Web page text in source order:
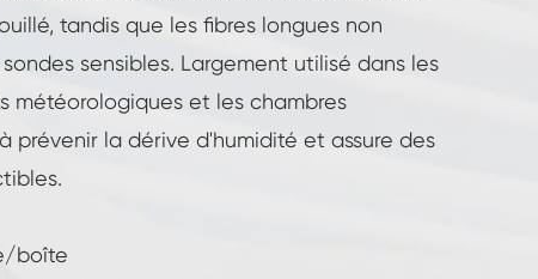
tandis que les fibres longues non
sensibles. Largement utilisé dans les
météorologiques et les chambres
prévenir la dérive d'humidité et assure des
boîte